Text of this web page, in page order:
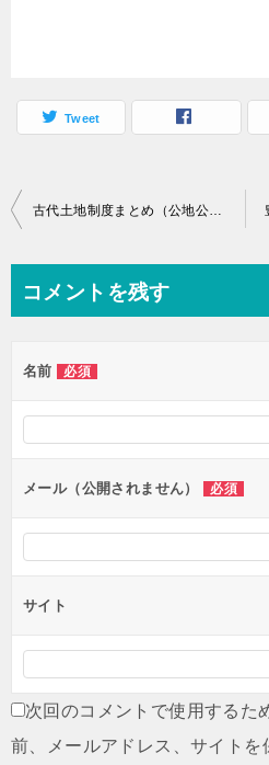
Tweet
投
ビ
ー
シ
ン
古代土地制度まとめ（公地公民→三
コメントを残す
名前 必須
メール（公開されません） 必須
サイト
次回のコメントで使用するた
前、メールアドレス、サイトを